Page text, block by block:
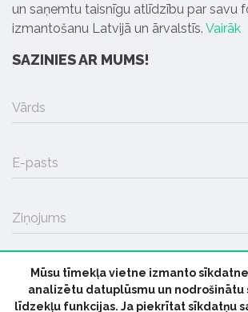
un saņemtu taisnīgu atlīdzību par savu
izmantošanu Latvijā un ārvalstīs. Vairāk
SAZINIES AR MUMS!
Vārds
E-pasts
Ziņojums
SŪTĪT
Mūsu tīmekļa vietne izmanto
analizētu datuplūsmu un nodrošinātu
līdzekļu funkcijas. Ja piekrītat sīkdatņu